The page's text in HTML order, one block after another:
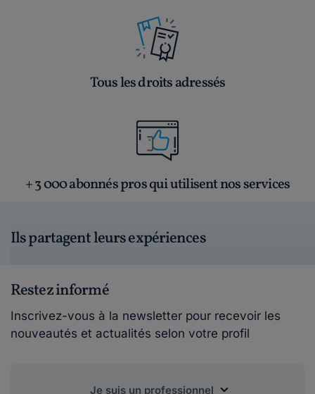
Tous les droits adressés
+ 3 000 abonnés pros qui utilisent nos services
Ils partagent leurs expériences
Restez informé
Inscrivez-vous à la newsletter pour recevoir les
nouveautés et actualités selon votre profil